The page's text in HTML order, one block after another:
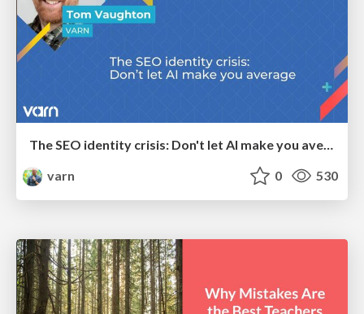
The SEO identity crisis: Don't let AI make you average
varn
0 530